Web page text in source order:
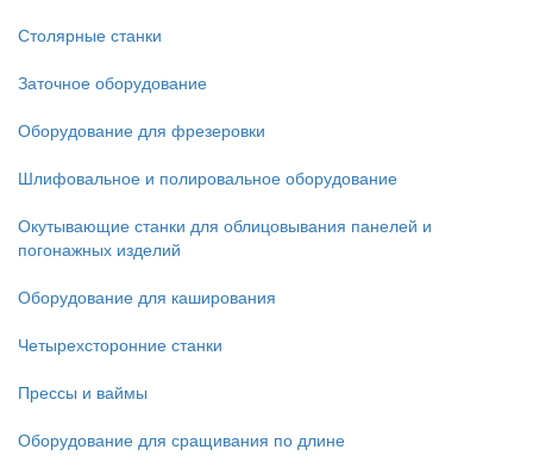
Столярные станки
Заточное оборудование
Оборудование для фрезеровки
Шлифовальное и полировальное оборудование
Окутывающие станки для облицовывания панелей и
погонажных изделий
Оборудование для каширования
Четырехсторонние станки
Прессы и ваймы
Оборудование для сращивания по длине